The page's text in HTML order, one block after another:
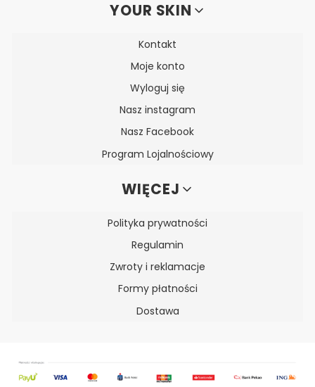
YOUR SKIN
Kontakt
Moje konto
Wyloguj się
Nasz instagram
Nasz Facebook
Program Lojalnościowy
WIĘCEJ
Polityka prywatności
Regulamin
Zwroty i reklamacje
Formy płatności
Dostawa